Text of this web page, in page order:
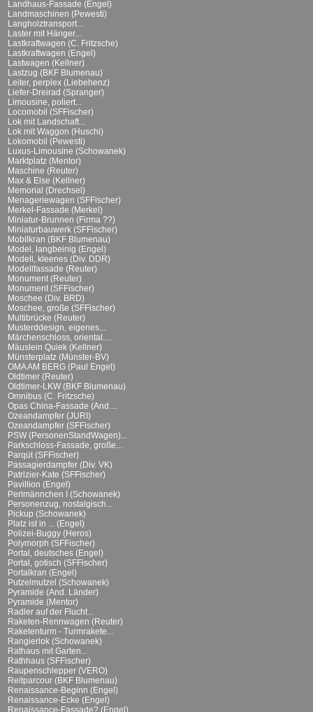
Landhaus-Fassade (Engel)
Landmaschinen (Pewesti)
Langholztransport...
Laster mit Hänger...
Lastkraftwagen (C. Fritzsche)
Lastkraftwagen (Engel)
Lastwagen (Kellner)
Lastzug (BKF Blumenau)
Leiter, perplex (Liebehenz)
Liefer-Dreirad (Spranger)
Limousine, poliert...
Locomobil (SFFischer)
Lok mit Landschaft...
Lok mit Waggon (Huschi)
Lokomobil (Pewesti)
Luxus-Limousine (Schowanek)
Marktplatz (Mentor)
Maschine (Reuter)
Max & Else (Kellner)
Memorial (Drechsel)
Menageriewagen (SFFischer)
Merkel-Fassade (Merkel)
Miniatur-Brunnen (Firma ??)
Miniaturbauwerk (SFFischer)
Mobilkran (BKF Blumenau)
Model, langbeinig (Engel)
Modell, kleenes (Div. DDR)
Modellfassade (Reuter)
Monument (Reuter)
Monument (SFFischer)
Moschee (Div. BRD)
Moschee, große (SFFischer)
Multibrücke (Reuter)
Musterddesign, eigenes...
Märchenschloss, oriental....
Mäuslein Quiek (Kellner)
Münsterplatz (Münster-BV)
OMA AM BERG (Paul Engel)
Oldtimer (Reuter)
Oldtimer-LKW (BKF Blumenau)
Omnibus (C. Fritzsche)
Opas China-Fassade (And....
Ozeandampfer (JURI)
Ozeandampfer (SFFischer)
PSW (PersonenStandWagen)...
Parkschloss-Fassade, große...
Parqüt (SFFischer)
Passagierdampfer (Div. VK)
Patrizier-Kate (SFFischer)
Pavillion (Engel)
Perlmännchen I (Schowanek)
Personenzug, nostalgisch...
Pickup (Schowanek)
Platz ist in ... (Engel)
Polizei-Buggy (Heros)
Polymorph (SFFischer)
Portal, deutsches (Engel)
Portal, gotisch (SFFischer)
Portalkran (Engel)
Putzelmutzel (Schowanek)
Pyramide (And. Länder)
Pyramide (Mentor)
Radler auf der Flucht...
Raketen-Rennwagen (Reuter)
Raketenturm - Turmrakete...
Rangierlok (Schowanek)
Rathaus mit Garten...
Rathhaus (SFFischer)
Raupenschlepper (VERO)
Reitparcour (BKF Blumenau)
Renaissance-Beginn (Engel)
Renaissance-Ecke (Engel)
Renaissance-Fassade? (Engel)